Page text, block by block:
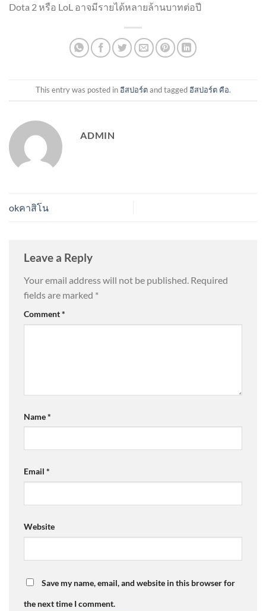
Dota 2 หรือ LoL อาจมีรายได้หลายล้านบาทต่อปี
This entry was posted in อีสปอร์ตand tagged อีสปอร์ต คือ.
ADMIN
okคาสิโน
Leave a Reply
Your email address will not be published. Required
fields are marked *
Comment*
Name*
Email *
Website
Save my name, email, and website in this browser for
the next time I comment.